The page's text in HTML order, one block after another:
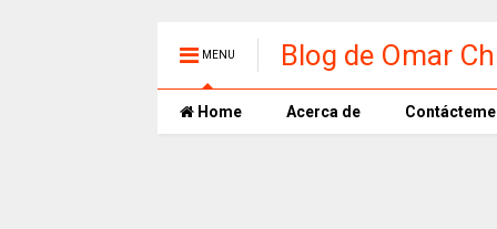
MENU Blog de Omar
Home Acerca de Contácteme